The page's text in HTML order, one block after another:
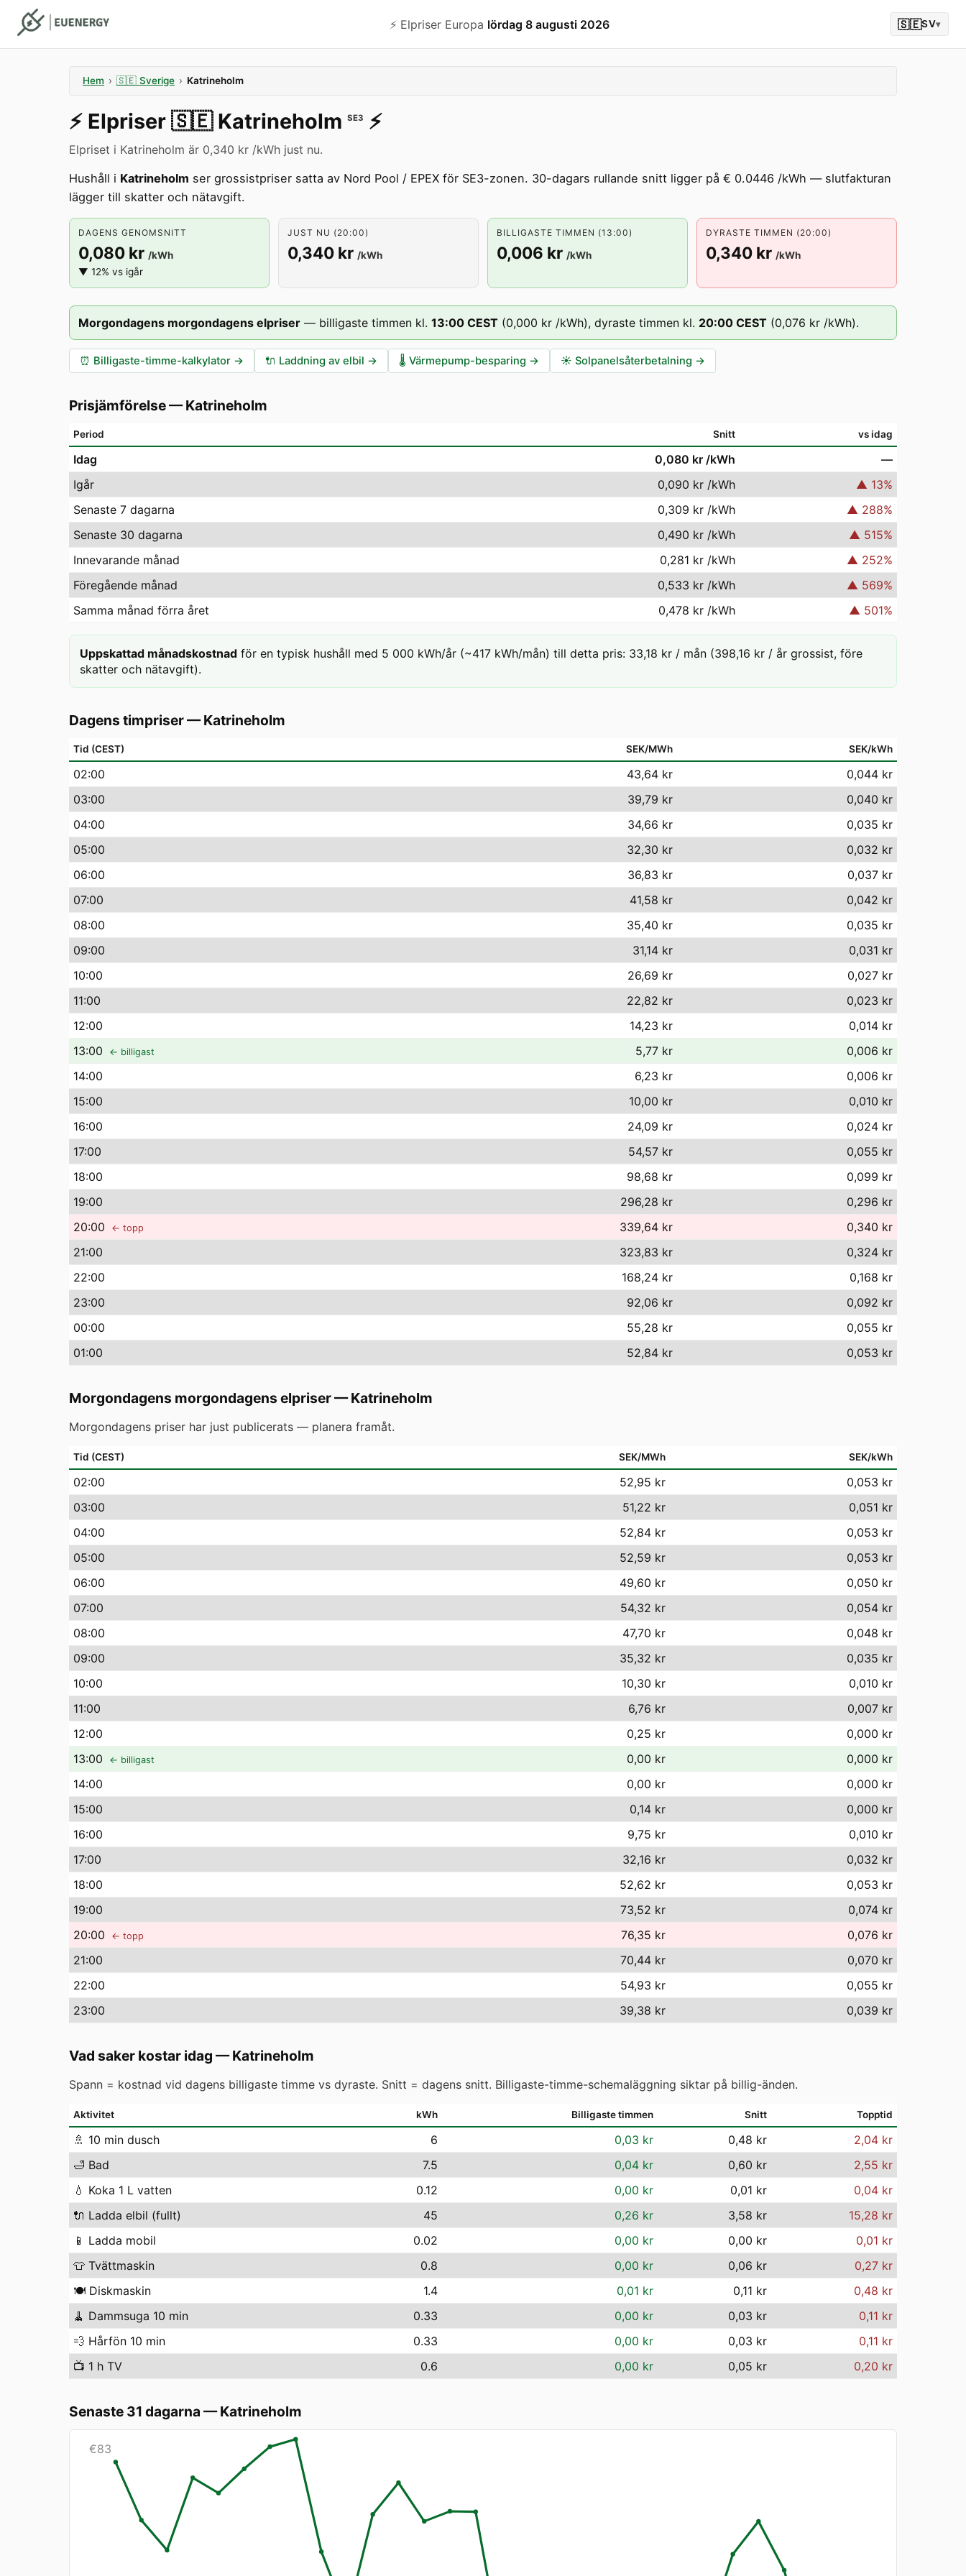
⚡️ Elpriser Europa lördag 8 augusti 2026 🇸🇪SV▾
Hem › 🇸🇪 Sverige › Katrineholm
⚡️ Elpriser 🇸🇪 Katrineholm SE3 ⚡️
Elpriset i Katrineholm är 0,340 kr /kWh just nu.
Hushåll i Katrineholm ser grossistpriser satta av Nord Pool / EPEX för SE3-zonen. 30-dagars rullande snitt ligger på € 0.0446 /kWh — slutfakturan
lägger till skatter och nätavgift.
DAGENS GENOMSNITT
0,080 kr /kWh
▼ 12% vs igår
JUST NU (20:00)
0,340 kr /kWh
BILLIGASTE TIMMEN (13:00)
0,006 kr /kWh
DYRASTE TIMMEN (20:00)
0,340 kr /kWh
Morgondagens morgondagens elpriser — billigaste timmen kl. 13:00 CEST (0,000 kr /kWh), dyraste timmen kl. 20:00 CEST (0,076 kr /kWh).
⏰ Billigaste-timme-kalkylator → 🔌 Laddning av elbil → 🌡️ Värmepump-besparing → ☀️ Solpanelsåterbetalning →
Prisjämförelse—Katrineholm
Period Snitt vs idag
Idag 0,080 kr /kWh
—
Igår
0,090 kr /kWh ▲ 13%
Senaste 7 dagarna
0,309 kr /kWh ▲ 288%
Senaste 30 dagarna
0,490 kr /kWh ▲ 515%
Innevarande månad
0,281 kr /kWh ▲ 252%
Föregående månad
0,533 kr /kWh ▲ 569%
Samma månad förra året
0,478 kr /kWh ▲ 501%
Uppskattad månadskostnad för en typisk hushåll med 5 000 kWh/år (~417 kWh/mån) till detta pris: 33,18 kr / mån (398,16 kr / år grossist, före
skatter och nätavgift).
Dagens timpriser—Katrineholm
Tid (CEST) SEK/MWh SEK/kWh
02:00 43,64 kr
0,044 kr
03:00 39,79 kr
0,040 kr
04:00 34,66 kr
0,035 kr
05:00 32,30 kr
0,032 kr
06:00 36,83 kr
0,037 kr
07:00 41,58 kr
0,042 kr
08:00 35,40 kr
0,035 kr
09:00 31,14 kr
0,031 kr
10:00 26,69 kr
0,027 kr
11:00 22,82 kr
0,023 kr
12:00 14,23 kr
0,014 kr
13:00 ← billigast 5,77 kr
0,006 kr
14:00 6,23 kr
0,006 kr
15:00 10,00 kr
0,010 kr
16:00 24,09 kr
0,024 kr
17:00 54,57 kr
0,055 kr
18:00 98,68 kr
0,099 kr
19:00 296,28 kr
0,296 kr
20:00 ← topp 339,64 kr
0,340 kr
21:00 323,83 kr
0,324 kr
22:00 168,24 kr
0,168 kr
23:00 92,06 kr
0,092 kr
00:00 55,28 kr
0,055 kr
01:00 52,84 kr 0,053 kr
Morgondagens morgondagens elpriser—Katrineholm
Morgondagens priser har just publicerats — planera framåt.
Tid (CEST) SEK/MWh SEK/kWh
02:00 52,95 kr
0,053 kr
03:00 51,22 kr
0,051 kr
04:00 52,84 kr
0,053 kr
05:00 52,59 kr
0,053 kr
06:00 49,60 kr
0,050 kr
07:00 54,32 kr
0,054 kr
08:00 47,70 kr
0,048 kr
09:00 35,32 kr
0,035 kr
10:00 10,30 kr
0,010 kr
11:00 6,76 kr
0,007 kr
12:00 0,25 kr
0,000 kr
13:00 ← billigast 0,00 kr
0,000 kr
14:00 0,00 kr
0,000 kr
15:00 0,14 kr
0,000 kr
16:00 9,75 kr
0,010 kr
17:00 32,16 kr
0,032 kr
18:00 52,62 kr
0,053 kr
19:00 73,52 kr
0,074 kr
20:00 ← topp 76,35 kr
0,076 kr
21:00 70,44 kr
0,070 kr
22:00 54,93 kr
0,055 kr
23:00 39,38 kr 0,039 kr
Vad saker kostar idag —Katrineholm
Spann = kostnad vid dagens billigaste timme vs dyraste. Snitt = dagens snitt. Billigaste-timme-schemaläggning siktar på billig-änden.
Aktivitet kWh Billigaste timmen Snitt Topptid
🚿 10 min dusch 6 0,03 kr 0,48 kr
2,04 kr
🛁 Bad 7.5 0,04 kr 0,60 kr
2,55 kr
💧 Koka 1 L vatten 0.12 0,00 kr 0,01 kr
0,04 kr
🔌 Ladda elbil (fullt) 45 0,26 kr 3,58 kr
15,28 kr
📱 Ladda mobil 0.02 0,00 kr 0,00 kr
0,01 kr
👕 Tvättmaskin 0.8 0,00 kr 0,06 kr
0,27 kr
🍽️ Diskmaskin 1.4 0,01 kr 0,11 kr
0,48 kr
🧹 Dammsuga 10 min 0.33 0,00 kr 0,03 kr
0,11 kr
💨 Hårfön 10 min 0.33 0,00 kr 0,03 kr
0,11 kr
📺 1 h TV 0.6 0,00 kr 0,05 kr 0,20 kr
Senaste 31 dagarna —Katrineholm
€83